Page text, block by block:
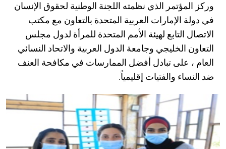
وركز المؤتمر الذي نظمته اللجنة الوطنية لحقوق الإنسان
في دولة الإمارات العربية المتحدة بالتعاون مع مكتب
الاتصال التابع لهيئة الأمم المتحدة للمرأة لدول مجلس
التعاون الخليجي وجامعة الدول العربية والاتحاد النسائي
العام ، على تبادل أفضل الممارسات في مكافحة العنف
ضد النساء والفتيات إقليمياً.